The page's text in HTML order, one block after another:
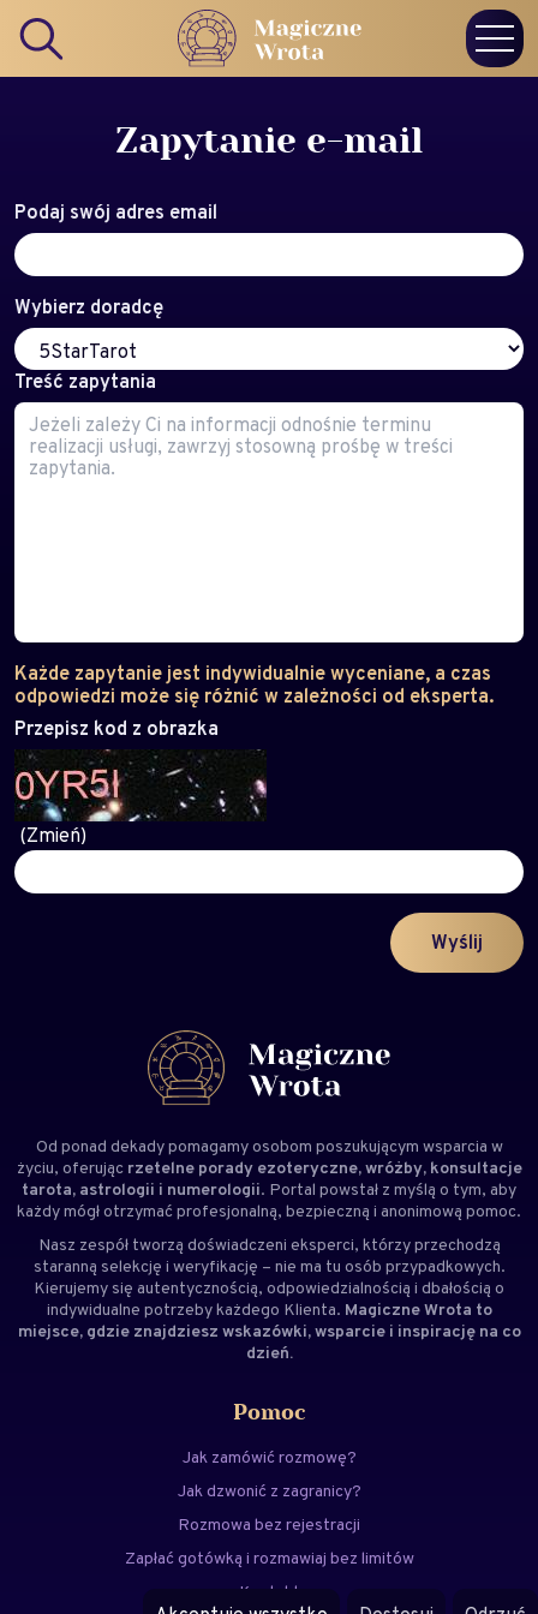
Zapytanie e-mail
Podaj swój adres email
Wybierz doradcę
Treść zapytania
Każde zapytanie jest indywidualnie wyceniane, a czas
odpowiedzi może się różnić w zależności od eksperta.
Przepisz kod z obrazka
(Zmień)
Od ponad dekady pomagamy osobom poszukującym wsparcia w
życiu, oferując rzetelne porady ezoteryczne, wróżby, konsultacje
tarota, astrologii i numerologii. Portal powstał z myślą o tym, aby
każdy mógł otrzymać profesjonalną, bezpieczną i anonimową pomoc.
Nasz zespół tworzą doświadczeni eksperci, którzy przechodzą
staranną selekcję i weryfikację – nie ma tu osób przypadkowych.
Kierujemy się autentycznością, odpowiedzialnością i dbałością o
indywidualne potrzeby każdego Klienta. Magiczne Wrota to
miejsce, gdzie znajdziesz wskazówki, wsparcie i inspirację na co
dzień.
Pomoc
Jak zamówić rozmowę?
Jak dzwonić z zagranicy?
Rozmowa bez rejestracji
Zapłać gotówką i rozmawiaj bez limitów
Kontakt